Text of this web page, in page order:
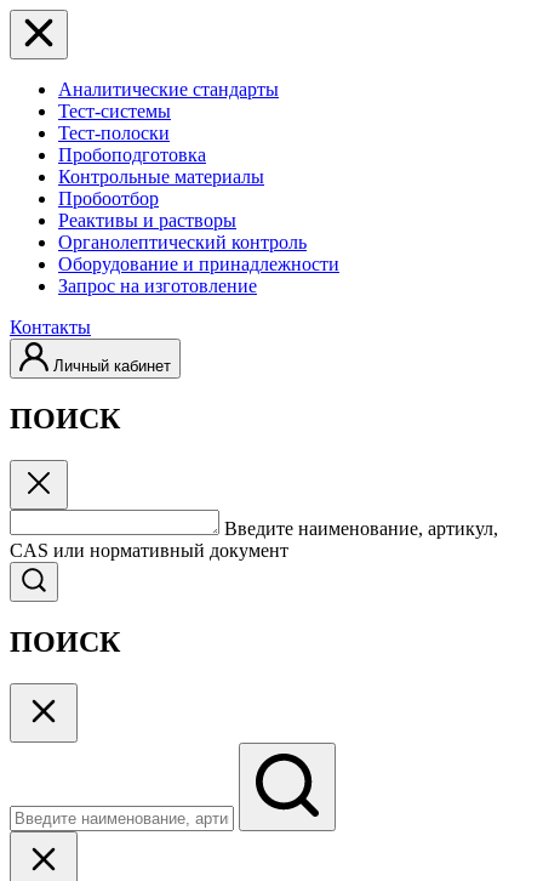
Аналитические стандарты
Тест-системы
Тест-полоски
Пробоподготовка
Контрольные материалы
Пробоотбор
Реактивы и растворы
Органолептический контроль
Оборудование и принадлежности
Запрос на изготовление
Контакты
Личный кабинет
ПОИСК
Введите наименование, артикул,
CAS или нормативный документ
ПОИСК